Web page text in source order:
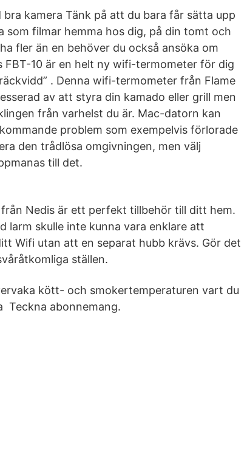
bra kamera Tänk på att du bara får sätta upp
som filmar hemma hos dig, på din tomt och
fler än en behöver du också ansöka om
FBT-10 är en helt ny wifi-termometer för dig
. Denna wifi-termometer från Flame
av att styra din kamado eller grill men
från varhelst du är. Mac-datorn kan
problem som exempelvis förlorade
den trådlösa omgivningen, men välj
till det.
Nedis är ett perfekt tillbehör till ditt hem.
larm skulle inte kunna vara enklare att
Wifi utan att en separat hubb krävs. Gör det
ställen.
kött- och smokertemperaturen vart du
Teckna abonnemang.